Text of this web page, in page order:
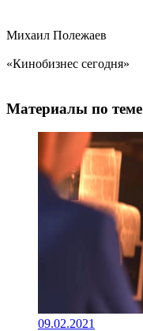
Михаил Полежаев
«Кинобизнес сегодня»
Материалы по теме
09.02.2021